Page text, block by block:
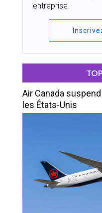
entreprise.
Air Canada
les États-Unis